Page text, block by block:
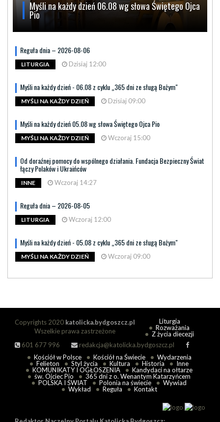
Myśli na każdy dzień 06.08 wg słowa Świętego Ojca
Pio
Reguła dnia – 2026-08-06
LITURGIA Dzisiaj 12:00
Myśli na każdy dzień - 06.08 z cyklu „365 dni ze sługą Bożym"
MYŚLI NA KAŻDY DZIEŃ Dzisiaj 09:00
Myśli na każdy dzień 05.08 wg słowa Świętego Ojca Pio
MYŚLI NA KAŻDY DZIEŃ Wczoraj 15:00
Od doraźnej pomocy do wspólnego działania. Fundacja Bezpieczny Świat
łączy Polaków i Ukraińców
INNE Wczoraj 14:27
Reguła dnia – 2026-08-05
LITURGIA Wczoraj 12:00
Myśli na każdy dzień - 05.08 z cyklu „365 dni ze sługą Bożym"
MYŚLI NA KAŻDY DZIEŃ Wczoraj 09:00
Copyrights 2020 katolicka.bydgoszcz.pl
Wszelkie prawa zastrzeżone
601 677 996
redakcja@katolicka.bydgoszcz.pl
Liturgia
Rozważania
Z życia diecezji
Kościół w Polsce Kościół na Świecie
Wydarzenia
Felieton
Styl życia Kultura Historia
Inne
KOMUNIKATY I OGŁOSZENIA
Kandydaci na ołtarze
św. Ojciec Pio
365 dni z o. Wenantym Katarzyńcem
POLSKA I ŚWIAT
Polonia na świecie
Wywiad
Wykład
Reguła Kontakt